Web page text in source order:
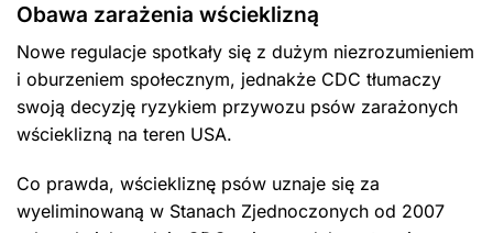
Obawa zarażenia wścieklizną
Nowe regulacje spotkały się z dużym niezrozumieniem
i oburzeniem społecznym, jednakże CDC tłumaczy
swoją decyzję ryzykiem przywozu psów zarażonych
wścieklizną na teren USA.
Co prawda, wściekliznę psów uznaje się za
wyeliminowaną w Stanach Zjednoczonych od 2007